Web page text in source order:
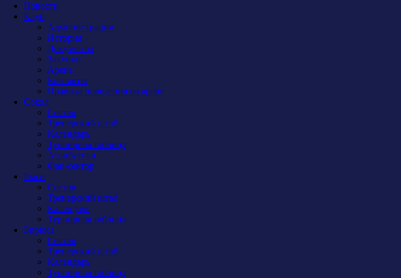
Новости
Клуб
Администрация
История
Документы
Закупки
Арена
Контакты
Правила поведения на арене
Сокол
Состав
Тренерский штаб
Календарь
Турнирная таблица
Атрибутика
Фан-сектор
Рыси
Состав
Тренерский штаб
Календарь
Турнирная таблица
Бирюса
Состав
Тренерский штаб
Календарь
Турнирная таблица